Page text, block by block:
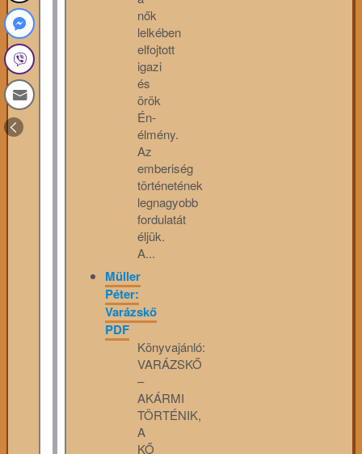
nők
lelkében
elfojtott
igazi
és
örök
Én-
élmény.
Az
emberiség
történetének
legnagyobb
fordulatát
éljük.
A...
Müller
Péter:
Varázskő
PDF
Könyvajánló:
VARÁZSKŐ
–
AKÁRMI
TÖRTÉNIK,
A
KŐ